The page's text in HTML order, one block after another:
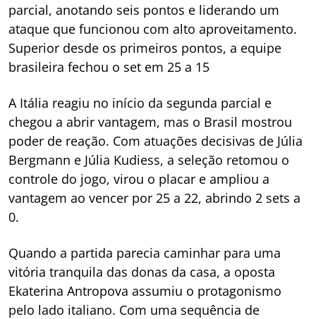
parcial, anotando seis pontos e liderando um
ataque que funcionou com alto aproveitamento.
Superior desde os primeiros pontos, a equipe
brasileira fechou o set em 25 a 15
A Itália reagiu no início da segunda parcial e
chegou a abrir vantagem, mas o Brasil mostrou
poder de reação. Com atuações decisivas de Júlia
Bergmann e Júlia Kudiess, a seleção retomou o
controle do jogo, virou o placar e ampliou a
vantagem ao vencer por 25 a 22, abrindo 2 sets a
0.
Quando a partida parecia caminhar para uma
vitória tranquila das donas da casa, a oposta
Ekaterina Antropova assumiu o protagonismo
pelo lado italiano. Com uma sequência de